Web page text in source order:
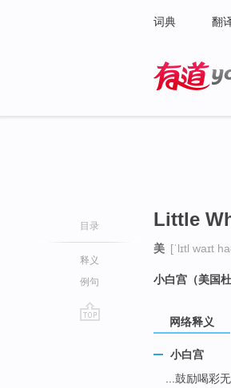
词典 翻
目录
释义
例句
Little
美 [ˈlɪtl waɪt
小白宫（美国
网络释义
小白宫
...鼓励喝彩